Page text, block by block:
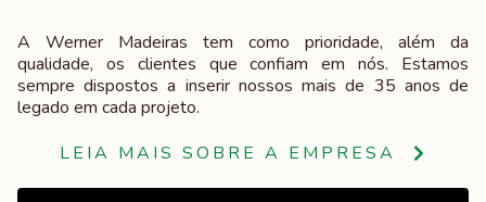
A Werner Madeiras tem como prioridade, além da
qualidade, os clientes que confiam em nós. Estamos
sempre dispostos a inserir nossos mais de 35 anos de
legado em cada projeto.
LEIA MAIS SOBRE A EMPRESA